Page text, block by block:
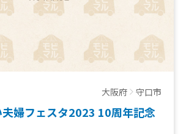
大阪府 守口市
婦フェスタ2023 10周年記念